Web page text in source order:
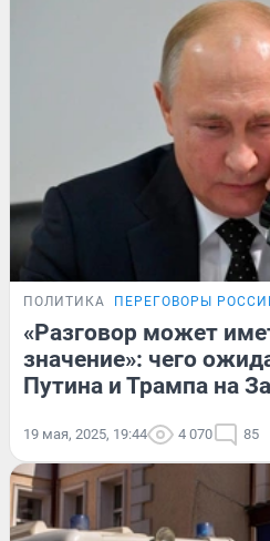
ПОЛИТИКА ПЕРЕГОВОРЫ
«Разговор может
значение»: чего
Путина и Трампа на
19 мая, 2025, 19:44 4 070 85